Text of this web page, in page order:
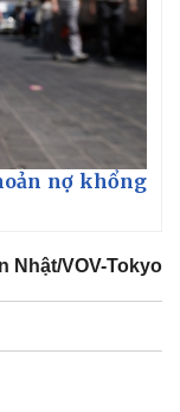
nợ khổng
Nhật/VOV-Tokyo